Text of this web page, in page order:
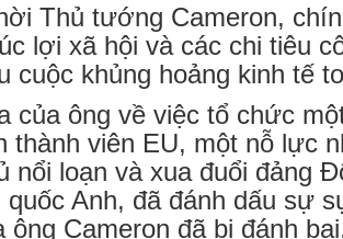
Thủ tướng Cameron,
lợi xã hội và các chi tiêu
cuộc khủng hoảng kinh tế
của ông về việc tổ chức
thành viên EU, một nỗ lực
nổi loạn và xua đuổi đảng
Anh, đã đánh dấu sự
ông Cameron đã bị đánh